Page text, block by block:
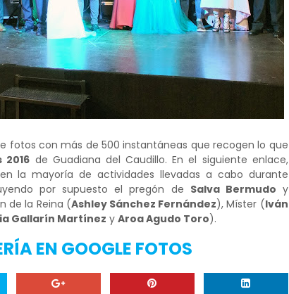
fotos con más de 500 instantáneas que recogen lo que
2016 de Guadiana del Caudillo. En el siguiente enlace,
la mayoría de actividades llevadas a cabo durante
por supuesto el pregón de Salva Bermudo y
de la Reina (Ashley Sánchez Fernández), Míster (Iván
Gallarín Martínez y Aroa Agudo Toro).
EN GOOGLE FOTOS